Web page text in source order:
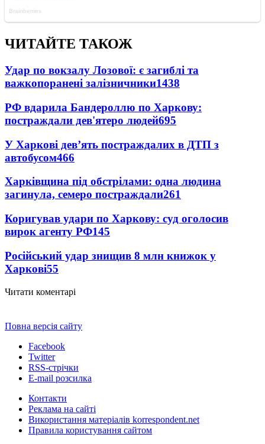
ЧИТАЙТЕ ТАКОЖ
Удар по вокзалу Лозової: є загиблі та
важкопоранені залізничники1438
РФ вдарила Бандероллю по Харкову:
постраждали дев'ятеро людей695
У Харкові дев’ять постраждалих в ДТП з
автобусом466
Харківщина під обстрілами: одна людина
загинула, семеро постраждали261
Коригував удари по Харкову: суд оголосив
вирок агенту РФ145
Російський удар знищив 8 млн книжок у
Харкові55
Читати коментарі
Повна версія сайту
Facebook
Twitter
RSS-стрічки
E-mail розсилка
Контакти
Реклама на сайті
Використання матеріалів korrespondent.net
Правила користування сайтом